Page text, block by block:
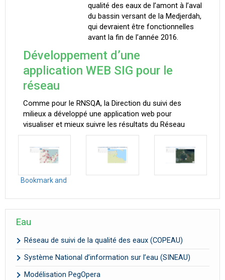
qualité des eaux de l’amont à l’aval
du bassin versant de la Medjerdah,
qui devraient être fonctionnelles
avant la fin de l’année 2016.
Développement d’une
application WEB SIG pour le
réseau
Comme pour le RNSQA, la Direction du suivi des
milieux a développé une application web pour
visualiser et mieux suivre les résultats du Réseau
Eau
Réseau de suivi de la qualité des eaux (COPEAU)
Système National d’information sur l’eau (SINEAU)
Modélisation PegOpera